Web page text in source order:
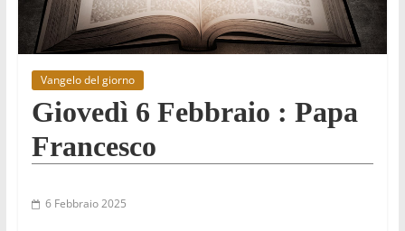
Vangelo del giorno
Giovedì 6 Febbraio : Papa
Francesco
6 Febbraio 2025